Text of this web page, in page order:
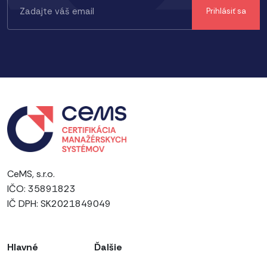
CeMS, s.r.o.
IČO: 35891823
IČ DPH: SK2021849049
Hlavné
Ďalšie